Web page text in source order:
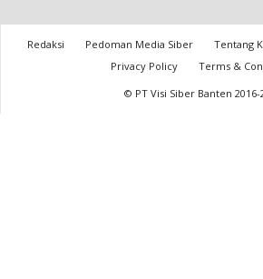
Redaksi Pedoman Media Siber Tentang
Privacy Policy
Terms &
© PT Visi Siber Banten 2016-